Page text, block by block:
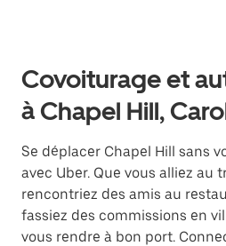
Covoiturage et
à Chapel Hill,
Se déplacer Chapel Hill sans
avec Uber. Que vous alliez au
rencontriez des amis au
fassiez des commissions en
vous rendre à bon port.